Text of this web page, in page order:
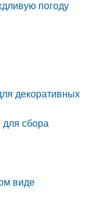
погоду
декоративных
для сбора
виде